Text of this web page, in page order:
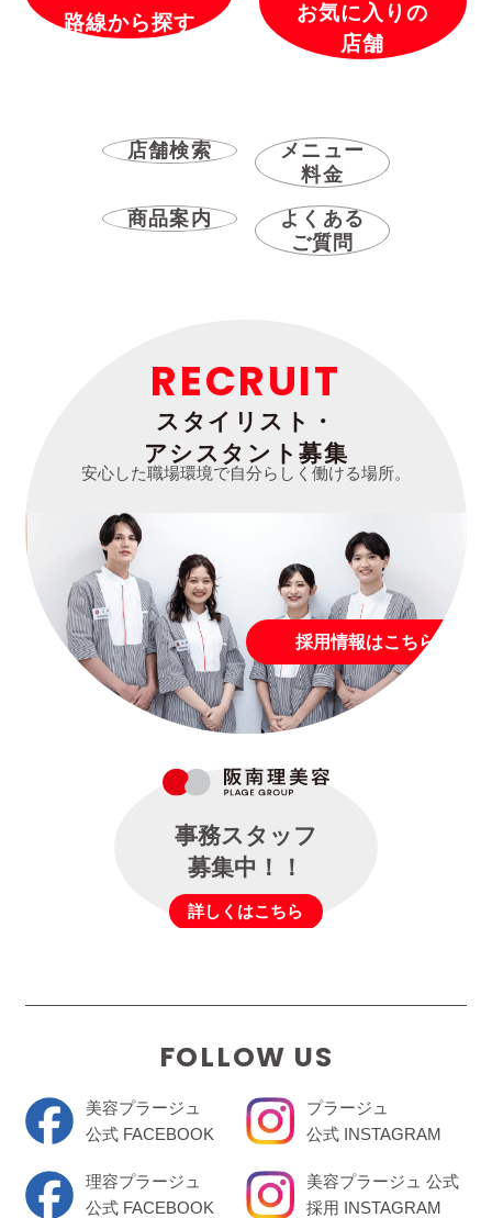
路線から探す
お気に入りの
店舗
店舗検索
メニュー
料金
商品案内
よくある
ご質問
RECRUIT
スタイリスト・
アシスタント募集
安心した職場環境で自分らしく働ける場所。
採用情報はこちら
事務スタッフ
募集中！！
詳しくはこちら
FOLLOW US
美容プラージュ
公式 FACEBOOK
理容プラージュ
公式 FACEBOOK
プラージュ
公式 INSTAGRAM
美容プラージュ 公式
採用 INSTAGRAM